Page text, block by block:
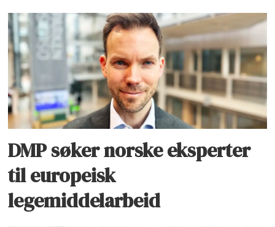
DMP søker norske eksperter
til europeisk
legemiddelarbeid